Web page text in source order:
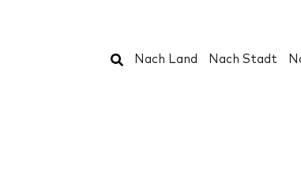
Suchen
Nach Land Nach Stadt